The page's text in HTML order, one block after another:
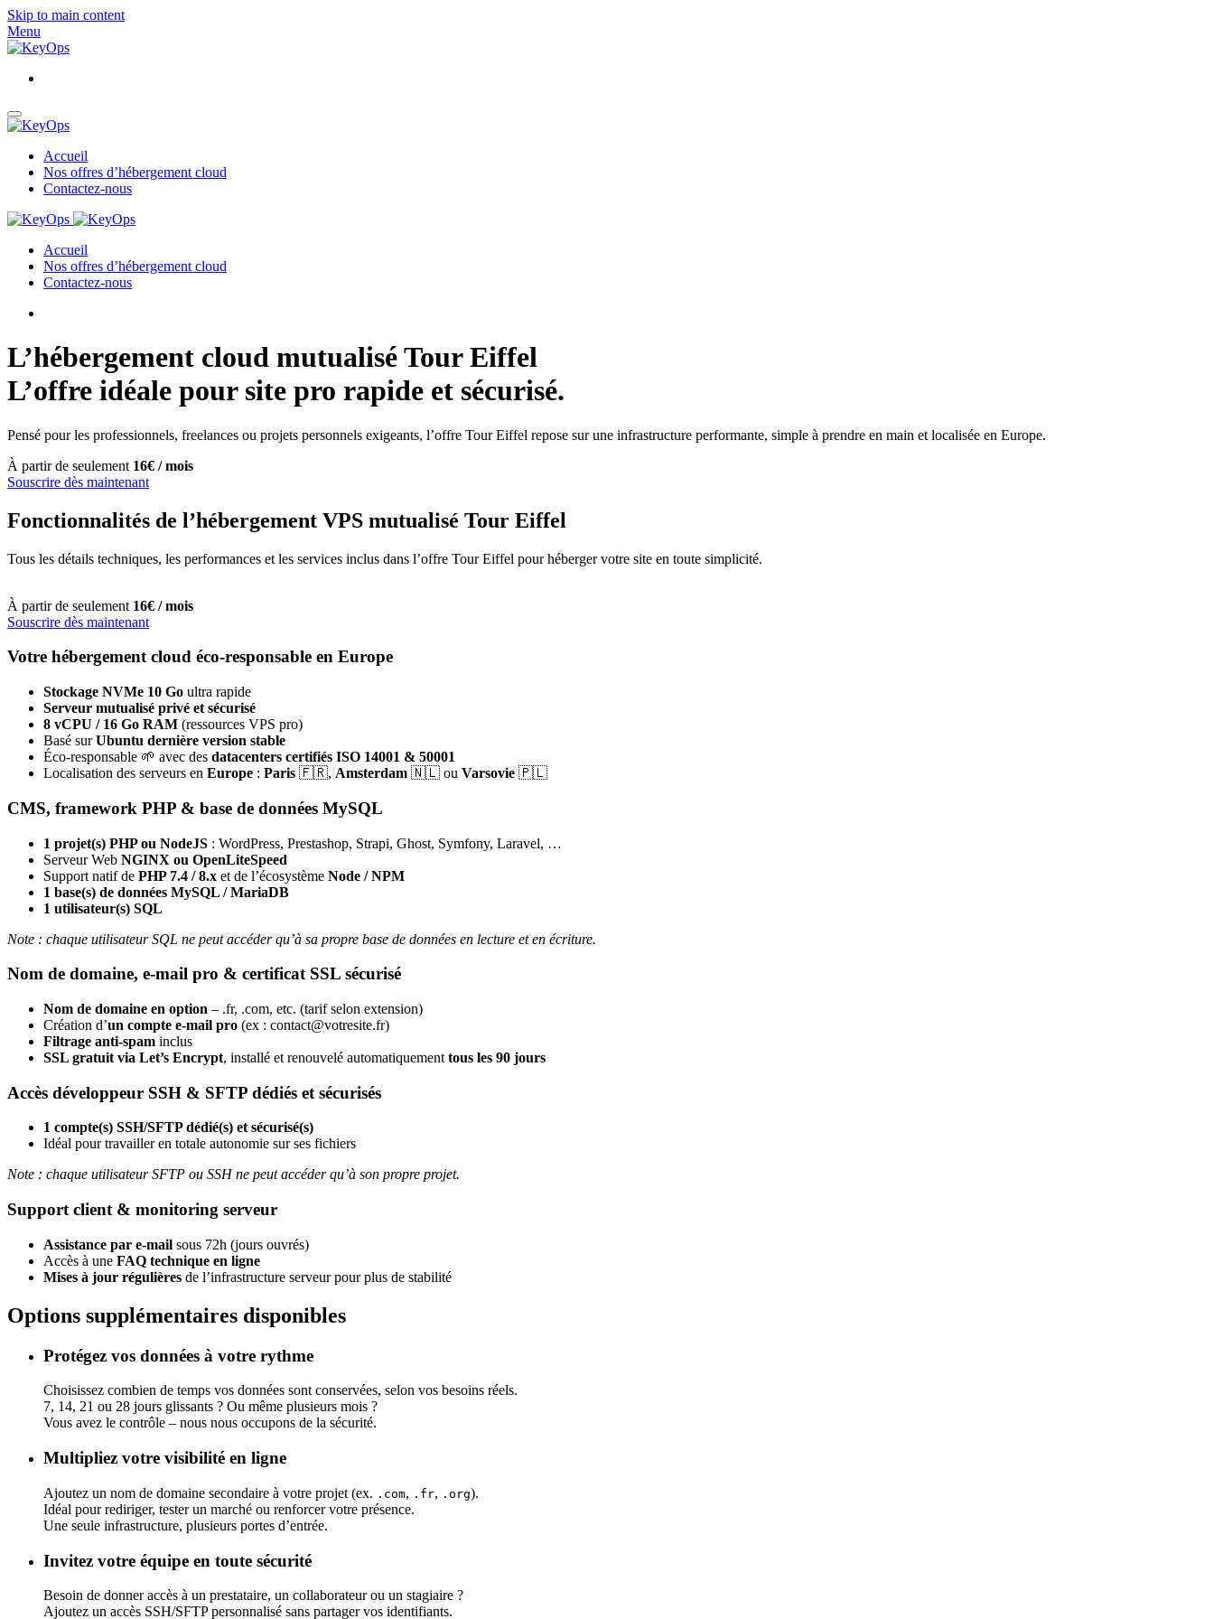
Skip to main content
Menu
Accueil
Nos offres d’hébergement cloud
Contactez-nous
Accueil
Nos offres d’hébergement cloud
Contactez-nous
L’hébergement cloud mutualiséTour Eiffel
L’offre idéale pour site pro rapide et sécurisé.
Pensé pour les professionnels, freelances ou projets personnels exigeants, l’offre Tour Eiffel repose sur une infrastructure performante, simple à prendre en main et localisée en Europe.
À partir de seulement 16€ / mois
Souscrire dès maintenant
Fonctionnalités de l’hébergement VPS mutualisé Tour Eiffel
Tous les détails techniques, les performances et les services inclus dans l’offre Tour Eiffel pour héberger votre site en toute simplicité.
À partir de seulement 16€ / mois
Souscrire dès maintenant
Votre hébergement cloud éco-responsable en Europe
Stockage NVMe 10 Go ultra rapide
Serveur mutualisé privé et sécurisé
8 vCPU / 16 Go RAM (ressources VPS pro)
Basé surUbuntu dernière version stable
Éco-responsable 🌱 avec des datacenters certifiés ISO 14001 & 50001
Localisation des serveurs en Europe : Paris 🇫🇷, Amsterdam 🇳🇱 ou Varsovie 🇵🇱
CMS, framework PHP & base de données MySQL
1 projet(s) PHP ou NodeJS : WordPress, Prestashop, Strapi, Ghost, Symfony, Laravel, …
Serveur Web NGINX ou OpenLiteSpeed
Support natif de PHP 7.4 / 8.x et de l’écosystème Node / NPM
1 base(s) de données MySQL / MariaDB
1 utilisateur(s) SQL
Note : chaque utilisateur SQL ne peut accéder qu’à sa propre base de données en lecture et en écriture.
Nom de domaine, e-mail pro & certificat SSL sécurisé
Nom de domaine en option – .fr, .com, etc. (tarif selon extension)
Création d’un compte e-mail pro (ex : contact@votresite.fr)
Filtrage anti-spam inclus
SSL gratuit via Let’s Encrypt, installé et renouvelé automatiquement tous les 90 jours
Accès développeur SSH & SFTP dédiés et sécurisés
1 compte(s) SSH/SFTP dédié(s) et sécurisé(s)
Idéal pour travailler en totale autonomie sur ses fichiers
Note : chaque utilisateur SFTP ou SSH ne peut accéder qu’à son propre projet.
Support client & monitoring serveur
Assistance par e-mail sous 72h (jours ouvrés)
Accès à une FAQ technique en ligne
Mises à jour régulières de l’infrastructure serveur pour plus de stabilité
Options supplémentaires disponibles
Protégez vos données à votre rythme
Choisissez combien de temps vos données sont conservées, selon vos besoins réels.
7, 14, 21 ou 28 jours glissants ? Ou même plusieurs mois ?
Vous avez le contrôle – nous nous occupons de la sécurité.
Multipliez votre visibilité en ligne
Ajoutez un nom de domaine secondaire à votre projet (ex. .com, .fr, .org).
Idéal pour rediriger, tester un marché ou renforcer votre présence.
Une seule infrastructure, plusieurs portes d’entrée.
Invitez votre équipe en toute sécurité
Besoin de donner accès à un prestataire, un collaborateur ou un stagiaire ?
Ajoutez un accès SSH/SFTP personnalisé sans partager vos identifiants.